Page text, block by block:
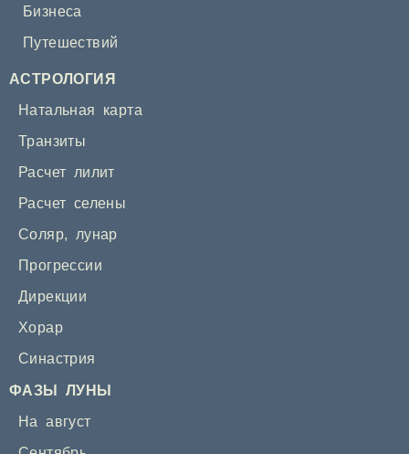
Бизнеса
Путешествий
АСТРОЛОГИЯ
Натальная карта
Транзиты
Расчет лилит
Расчет селены
Соляр, лунар
Прогрессии
Дирекции
Хорар
Синастрия
ФАЗЫ ЛУНЫ
На август